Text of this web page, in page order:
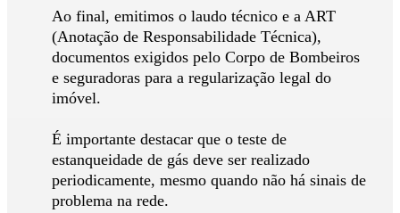
Ao final, emitimos o laudo técnico e a ART
(Anotação de Responsabilidade Técnica),
documentos exigidos pelo Corpo de Bombeiros
e seguradoras para a regularização legal do
imóvel.
É importante destacar que o teste de
estanqueidade de gás deve ser realizado
periodicamente, mesmo quando não há sinais de
problema na rede.